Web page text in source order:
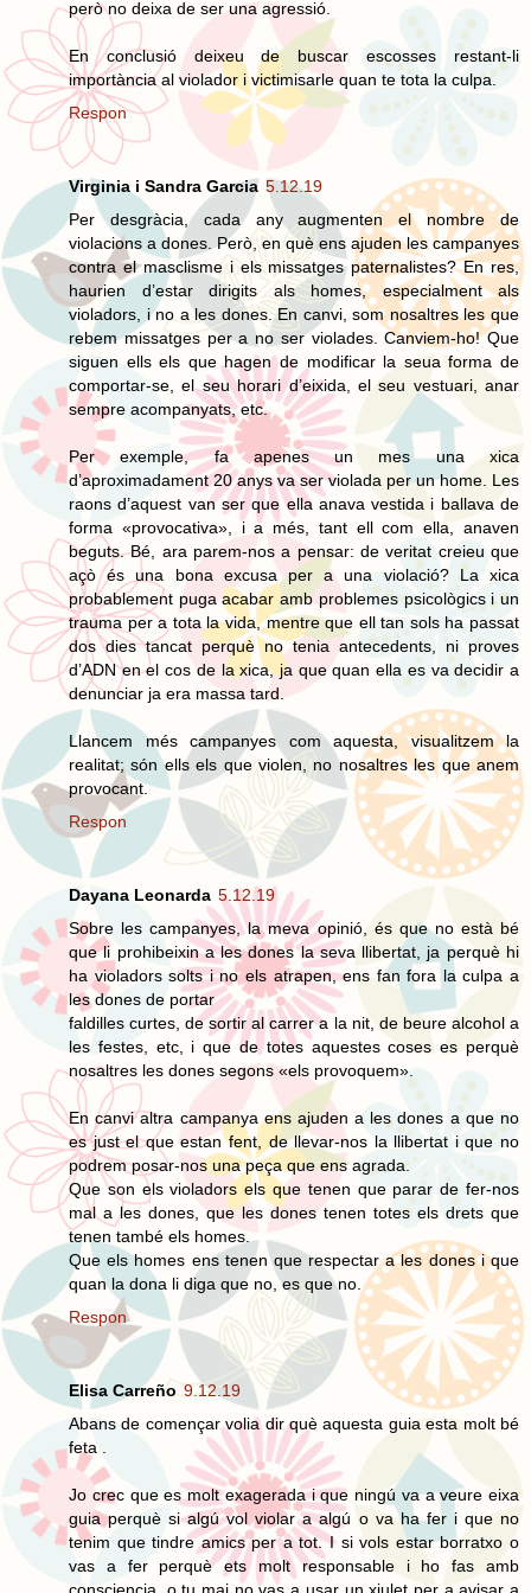
però no deixa de ser una agressió.
En conclusió deixeu de buscar escosses restant-li
importància al violador i victimisarle quan te tota la culpa.
Respon
Virginia i Sandra Garcia 5.12.19
Per desgràcia, cada any augmenten el nombre de
violacions a dones. Però, en què ens ajuden les campanyes
contra el masclisme i els missatges paternalistes? En res,
haurien d’estar dirigits als homes, especialment als
violadors, i no a les dones. En canvi, som nosaltres les que
rebem missatges per a no ser violades. Canviem-ho! Que
siguen ells els que hagen de modificar la seua forma de
comportar-se, el seu horari d’eixida, el seu vestuari, anar
sempre acompanyats, etc.
Per exemple, fa apenes un mes una xica
d’aproximadament 20 anys va ser violada per un home. Les
raons d’aquest van ser que ella anava vestida i ballava de
forma «provocativa», i a més, tant ell com ella, anaven
beguts. Bé, ara parem-nos a pensar: de veritat creieu que
açò és una bona excusa per a una violació? La xica
probablement puga acabar amb problemes psicològics i un
trauma per a tota la vida, mentre que ell tan sols ha passat
dos dies tancat perquè no tenia antecedents, ni proves
d’ADN en el cos de la xica, ja que quan ella es va decidir a
denunciar ja era massa tard.
Llancem més campanyes com aquesta, visualitzem la
realitat; són ells els que violen, no nosaltres les que anem
provocant.
Respon
Dayana Leonarda 5.12.19
Sobre les campanyes, la meva opinió, és que no està bé
que li prohibeixin a les dones la seva llibertat, ja perquè hi
ha violadors solts i no els atrapen, ens fan fora la culpa a
les dones de portar
faldilles curtes, de sortir al carrer a la nit, de beure alcohol a
les festes, etc, i que de totes aquestes coses es perquè
nosaltres les dones segons «els provoquem».
En canvi altra campanya ens ajuden a les dones a que no
es just el que estan fent, de llevar-nos la llibertat i que no
podrem posar-nos una peça que ens agrada.
Que son els violadors els que tenen que parar de fer-nos
mal a les dones, que les dones tenen totes els drets que
tenen també els homes.
Que els homes ens tenen que respectar a les dones i que
quan la dona li diga que no, es que no.
Respon
Elisa Carreño 9.12.19
Abans de començar volia dir què aquesta guia esta molt bé
feta .
Jo crec que es molt exagerada i que ningú va a veure eixa
guia perquè si algú vol violar a algú o va ha fer i que no
tenim que tindre amics per a tot. I si vols estar borratxo o
vas a fer perquè ets molt responsable i ho fas amb
consciencia, o tu mai no vas a usar un xiulet per a avisar a